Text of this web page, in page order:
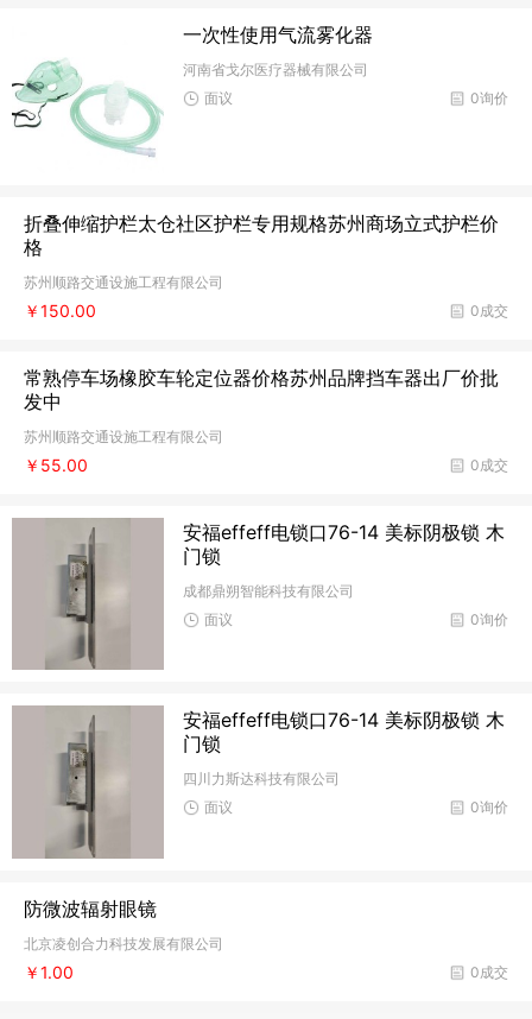
一次性使用气流雾化器
河南省戈尔医疗器械有限公司
0询价
面议
折叠伸缩护栏太仓社区护栏专用规格苏州商场立式护栏价
格
苏州顺路交通设施工程有限公司
0成交
￥150.00
常熟停车场橡胶车轮定位器价格苏州品牌挡车器出厂价批
发中
苏州顺路交通设施工程有限公司
0成交
￥55.00
安福effeff电锁口76-14 美标阴极锁 木
门锁
成都鼎朔智能科技有限公司
0询价
面议
安福effeff电锁口76-14 美标阴极锁 木
门锁
四川力斯达科技有限公司
0询价
面议
防微波辐射眼镜
北京凌创合力科技发展有限公司
0成交
￥1.00